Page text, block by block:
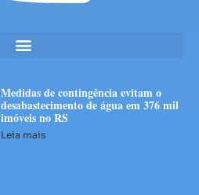
Medidas de contingência evitam o
desabastecimento de água em 376 mil
imóveis no RS
Leia mais